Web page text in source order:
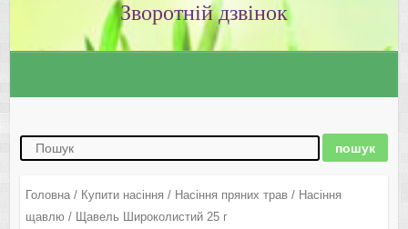
Зворотній дзвінок
Головна/ Купити насіння / Насіння пряних трав/ Насіння
щавлю/ Щавель Широколистий 25 г